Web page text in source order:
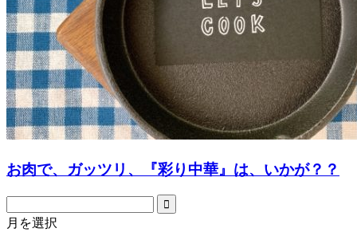
お肉で、ガッツリ、『彩り中華』は、いかが？？
月を選択